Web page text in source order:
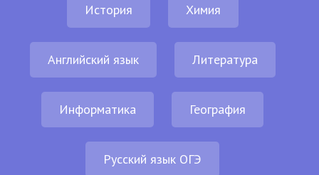
История Химия
Английский язык Литература
Информатика География
Русский язык ОГЭ